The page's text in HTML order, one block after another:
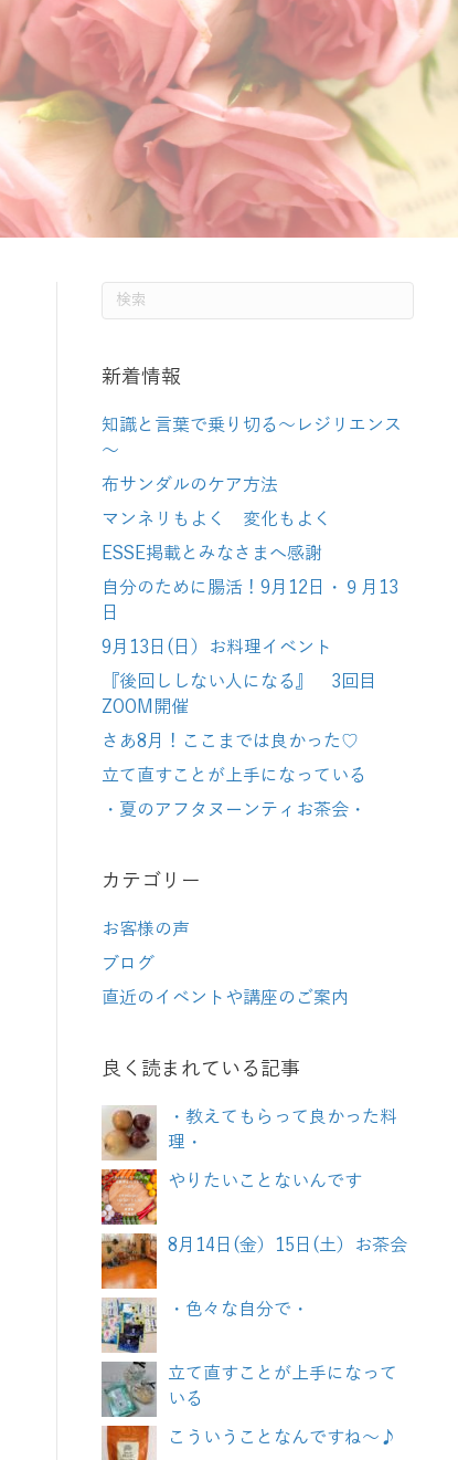
新着情報
知識と言葉で乗り切る～レジリエンス
～
布サンダルのケア方法
マンネリもよく 変化もよく
ESSE掲載とみなさまへ感謝
自分のために腸活！9月12日・９月13
日
9月13日(日）お料理イベント
『後回ししない人になる』 3回目
ZOOM開催
さあ8月！ここまでは良かった♡
立て直すことが上手になっている
・夏のアフタヌーンティお茶会・
カテゴリー
お客様の声
ブログ
直近のイベントや講座のご案内
良く読まれている記事
・教えてもらって良かった料
理・
やりたいことないんです
8月14日(金）15日(土）お茶会
・色々な自分で・
立て直すことが上手になって
いる
こういうことなんですね～♪